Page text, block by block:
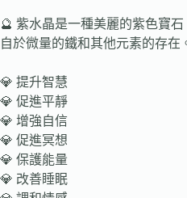
🔮 紫水晶是一種美麗的紫色寶
自於微量的鐵和其他元素的存在
💎 提升智慧
💎 促進平靜
💎 增強自信
💎 促進冥想
💎 保護能量
💎 改善睡眠